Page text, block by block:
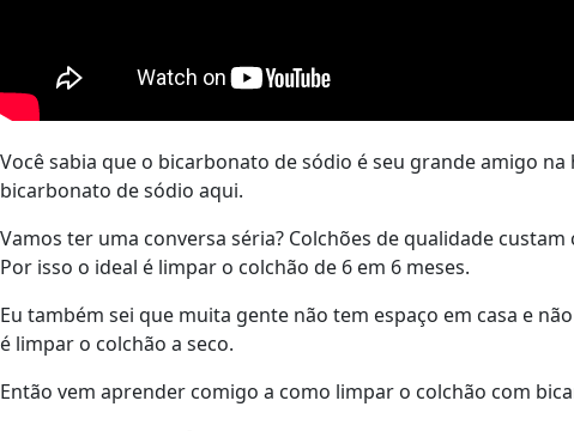
Você sabia que o bicarbonato de sódio é seu grande amigo
bicarbonato de sódio aqui.
Vamos ter uma conversa séria? Colchões de qualidade
Por isso o ideal é limpar o colchão de 6 em 6 meses.
Eu também sei que muita gente não tem espaço em casa e
é limpar o colchão a seco.
Então vem aprender comigo a como limpar o colchão com